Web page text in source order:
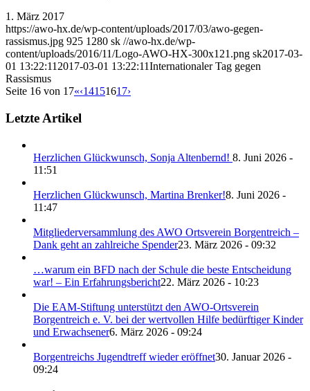
1. März 2017
https://awo-hx.de/wp-content/uploads/2017/03/awo-gegen-
rassismus.jpg 925 1280 sk //awo-hx.de/wp-
content/uploads/2016/11/Logo-AWO-HX-300x121.png sk2017-03-
01 13:22:11 2017-03-01 13:22:11Internationaler Tag gegen
Rassismus
Seite 16 von 17«‹14151617›
Letzte Artikel
Herzlichen Glückwunsch, Sonja Altenbernd! 8. Juni 2026 -
11:51
Herzlichen Glückwunsch, Martina Brenker!8. Juni 2026 -
11:47
Mitgliederversammlung des AWO Ortsverein Borgentreich –
Dank geht an zahlreiche Spender23. März 2026 - 09:32
…warum ein BFD nach der Schule die beste Entscheidung
war! – Ein Erfahrungsbericht22. März 2026 - 10:23
Die EAM-Stiftung unterstützt den AWO-Ortsverein
Borgentreich e. V. bei der wertvollen Hilfe bedürftiger Kinder
und Erwachsener6. März 2026 - 09:24
Borgentreichs Jugendtreff wieder eröffnet30. Januar 2026 -
09:24